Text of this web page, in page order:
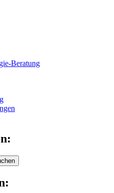
Beratung